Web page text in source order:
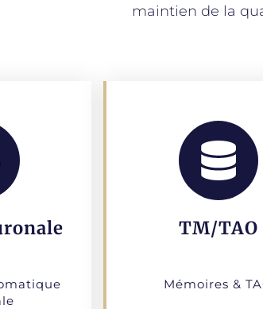
maintien de la
TM/TAO
Mémoires &